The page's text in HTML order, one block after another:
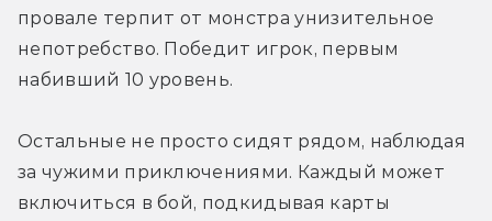
провале терпит от монстра унизительное
непотребство. Победит игрок, первым
набивший 10 уровень.
Остальные не просто сидят рядом, наблюдая
за чужими приключениями. Каждый может
включиться в бой, подкидывая карты